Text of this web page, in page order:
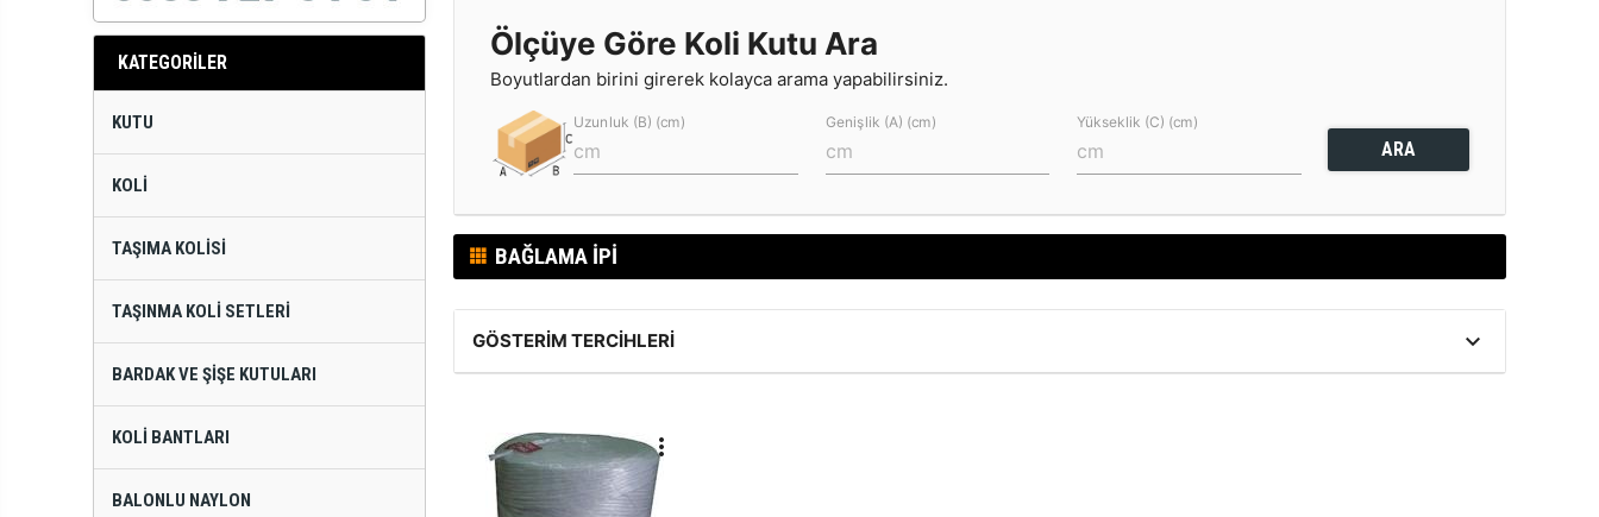
KATEGORİLER
KUTU
KOLI
TAŞIMA KOLISI
TAŞINMA KOLI SETLERI
BARDAK VE ŞIŞE KUTULARI
KOLI BANTLARI
BALONLU NAYLON
Ölçüye Göre Koli Kutu Ara
Boyutlardan birini girerek kolayca arama yapabilirsiniz.
Uzunluk (B) (cm) Genişlik (A) (cm) Yükseklik (C) (cm)
ARA
BAĞLAMA İPI
GÖSTERIM TERCIHLERI